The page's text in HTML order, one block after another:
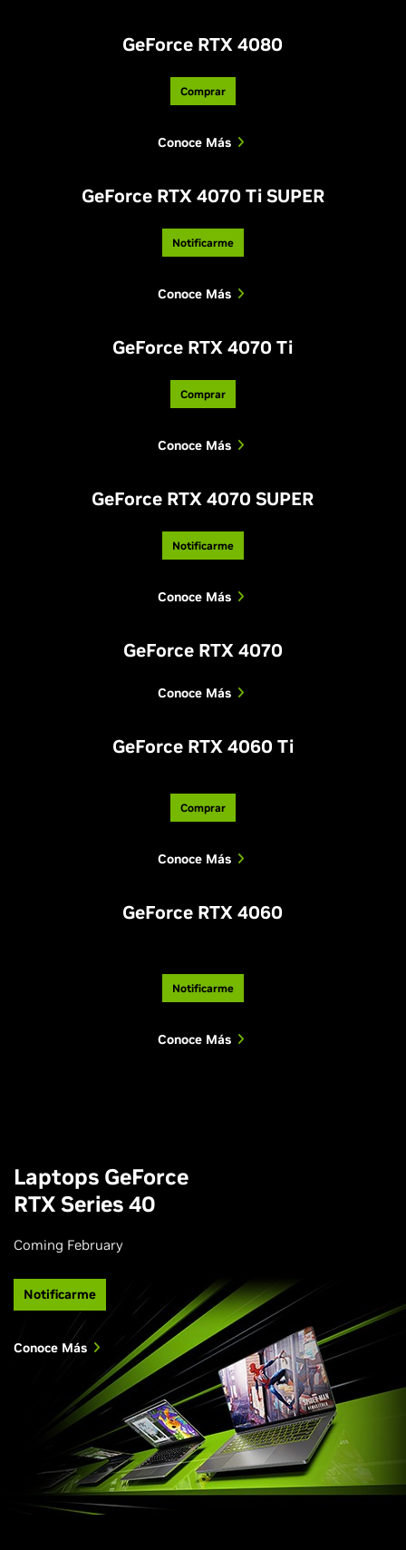
GeForce RTX 4080
Comprar
Conoce Más
GeForce RTX 4070 Ti SUPER
Notificarme
Conoce Más
GeForce RTX 4070 Ti
Comprar
Conoce Más
GeForce RTX 4070 SUPER
Notificarme
Conoce Más
GeForce RTX 4070
Conoce Más
GeForce RTX 4060 Ti
Comprar
Conoce Más
GeForce RTX 4060
Notificarme
Conoce Más
Laptops GeForce
RTX Series 40
Coming February
Notificarme
Conoce Más